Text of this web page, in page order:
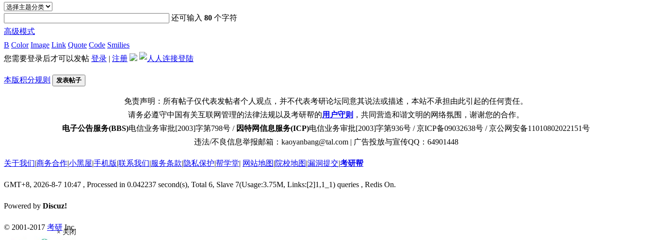
还可输入80 个字符
高级模式
B Color Image Link Quote Code Smilies
您需要登录后才可以发帖 登录 | 注册
本版积分规则 发表帖子
免责声明：所有帖子仅代表发帖者个人观点，并不代表考研论坛同意其说法或描述，本站不承担由此引起的任何责任。
请务必遵守中国有关互联网管理的法律法规以及考研帮的用户守则 ，共同营造和谐文明的网络氛围，谢谢您的合作。
电子公告服务(BBS)电信业务审批[2003]字第798号 / 因特网信息服务(ICP)电信业务审批[2003]字第936号 / 京ICP备09032638号 / 京公网安备11010802022151号
违法/不良信息举报邮箱：kaoyanbang@tal.com | 广告投放与宣传QQ：64901448
关于我们|商务合作|小黑屋|手机版|联系我们|服务条款|隐私保护|帮学堂| 网站地图|院校地图|漏洞提交|考研帮
GMT+8, 2026-8-7 10:47 , Processed in 0.042237 second(s), Total 6, Slave 7(Usage:3.75M, Links:[2]1,1_1) queries , Redis On.
Powered by Discuz!
© 2001-2017 考研Inc.
× 关闭